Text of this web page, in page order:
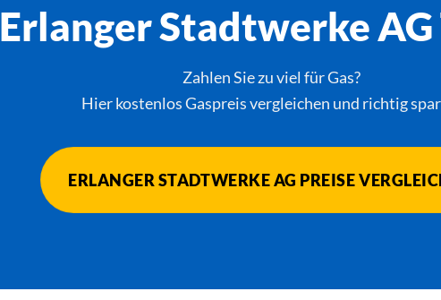
Erlanger Stadtwerke
Zahlen Sie zu viel für Gas?
Hier kostenlos Gaspreis vergleichen und richtig
ERLANGER STADTWERKE AG PREISE